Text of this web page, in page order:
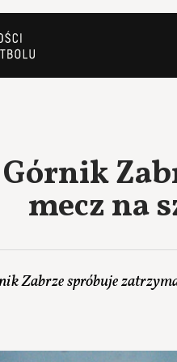
Górnik
mecz na
Zabrze spróbuje